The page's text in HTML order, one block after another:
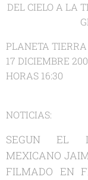
DEL CIELO A LA
PLANETA TIERRA
17 DICIEMBRE
HORAS 16:30
NOTICIAS:
SEGUN EL
MEXICANO
FILMADO EN